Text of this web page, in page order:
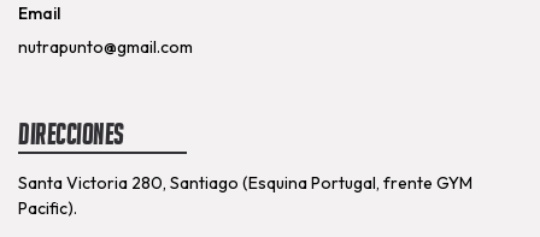
Email
nutrapunto@gmail.com
Direcciones
Santa Victoria 280, Santiago (Esquina Portugal, frente GYM
Pacific).